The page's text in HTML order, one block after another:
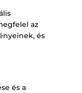
az
és
és a